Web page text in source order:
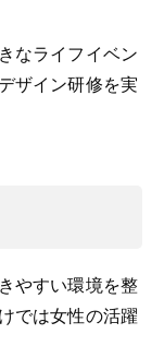
なライフイベン
ザイン研修を実
やすい環境を整
では女性の活躍